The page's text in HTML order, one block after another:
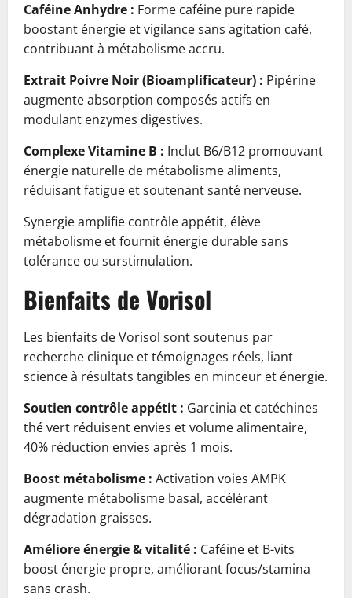
Caféine Anhydre : Forme caféine pure rapide
boostant énergie et vigilance sans agitation café,
contribuant à métabolisme accru.
Extrait Poivre Noir (Bioamplificateur) : Pipérine
augmente absorption composés actifs en
modulant enzymes digestives.
Complexe Vitamine B : Inclut B6/B12 promouvant
énergie naturelle de métabolisme aliments,
réduisant fatigue et soutenant santé nerveuse.
Synergie amplifie contrôle appétit, élève
métabolisme et fournit énergie durable sans
tolérance ou surstimulation.
Bienfaits de Vorisol
Les bienfaits de Vorisol sont soutenus par
recherche clinique et témoignages réels, liant
science à résultats tangibles en minceur et énergie.
Soutien contrôle appétit : Garcinia et catéchines
thé vert réduisent envies et volume alimentaire,
40% réduction envies après 1 mois.
Boost métabolisme : Activation voies AMPK
augmente métabolisme basal, accélérant
dégradation graisses.
Améliore énergie & vitalité : Caféine et B-vits
boost énergie propre, améliorant focus/stamina
sans crash.